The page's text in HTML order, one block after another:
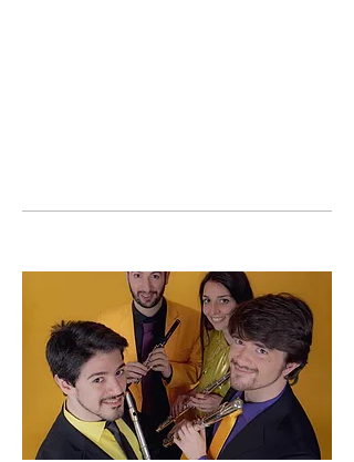
Iesus in deserto a satana tentatur
Primum signum. Iesus aquam
fecit vinum [Canon concordis
vocis, ad unisonum]
Beatitudines ex Sermone